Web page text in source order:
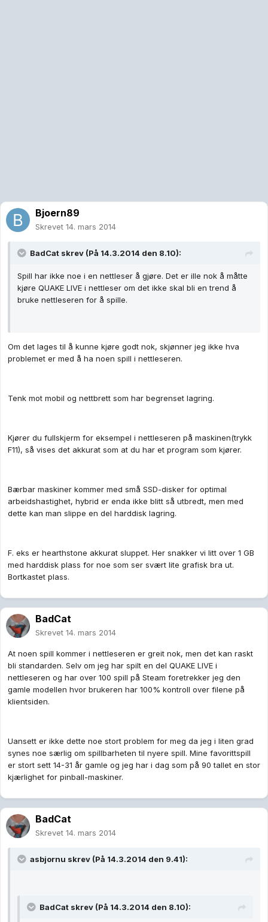
Bjoern89
Skrevet 14. mars 2014
BadCat skrev (På 14.3.2014 den 8.10):
Spill har ikke noe i en nettleser å gjøre. Det er ille nok å måtte
kjøre QUAKE LIVE i nettleser om det ikke skal bli en trend å
bruke nettleseren for å spille.
Om det lages til å kunne kjøre godt nok, skjønner jeg ikke hva
problemet er med å ha noen spill i nettleseren.
Tenk mot mobil og nettbrett som har begrenset lagring.
Kjører du fullskjerm for eksempel i nettleseren på maskinen(trykk
F11), så vises det akkurat som at du har et program som kjører.
Bærbar maskiner kommer med små SSD-disker for optimal
arbeidshastighet, hybrid er enda ikke blitt så utbredt, men med
dette kan man slippe en del harddisk lagring.
F. eks er hearthstone akkurat sluppet. Her snakker vi litt over 1 GB
med harddisk plass for noe som ser svært lite grafisk bra ut.
Bortkastet plass.
BadCat
Skrevet 14. mars 2014
At noen spill kommer i nettleseren er greit nok, men det kan raskt
bli standarden. Selv om jeg har spilt en del QUAKE LIVE i
nettleseren og har over 100 spill på Steam foretrekker jeg den
gamle modellen hvor brukeren har 100% kontroll over filene på
klientsiden.
Uansett er ikke dette noe stort problem for meg da jeg i liten grad
synes noe særlig om spillbarheten til nyere spill. Mine favorittspill
er stort sett 14-31 år gamle og jeg har i dag som på 90 tallet en stor
kjærlighet for pinball-maskiner.
BadCat
Skrevet 14. mars 2014
asbjornu skrev (På 14.3.2014 den 9.41):
BadCat skrev (På 14.3.2014 den 8.10):